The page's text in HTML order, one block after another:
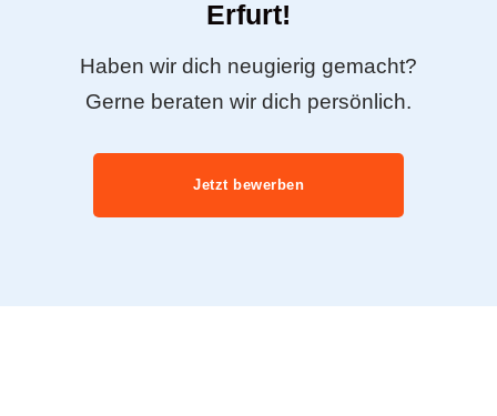
Erfurt!
Haben wir dich neugierig gemacht?
Gerne beraten wir dich persönlich.
Jetzt bewerben